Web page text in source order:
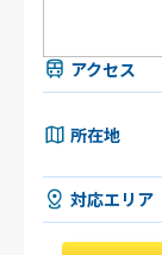
アクセス
所在地
対応エリア